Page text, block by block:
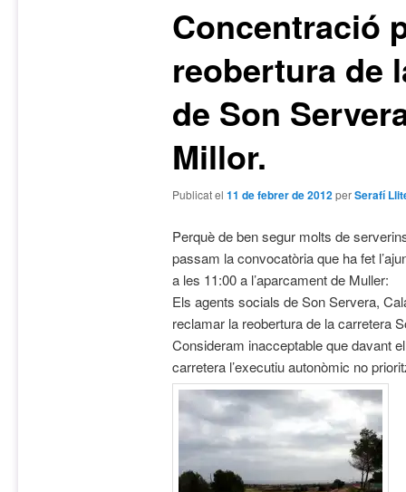
Concentració
reobertura de
de Son
Millor.
Publicat el 11 de febrer de 2012perSerafí
Perquè de ben segur molts de
passam la convocatòria que ha fet
a les 11:00 a l’aparcament de Muller:
Els agents socials de Son Servera,
reclamar la reobertura de la carretera
Consideram inacceptable que davant
carretera l’executiu autonòmic no